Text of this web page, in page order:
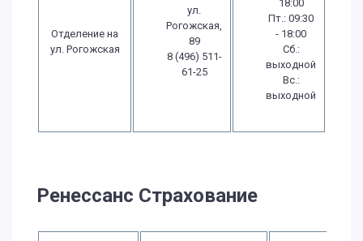
Отделение на
ул. Рогожская
ул.
Рогожская,
89
8 (496) 511-
61-25
18:00
Пт.: 09:30
- 18:00
Сб.:
выходной
Вс.:
выходной
Ренессанс Страхование